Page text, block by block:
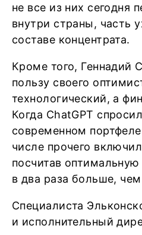
не все из них сегодня
внутри страны, часть
составе концентрата.
Кроме того, Геннадий
пользу своего
технологический, а
Когда ChatGPT
современном
числе прочего
посчитав
в два раза больше,
Специалиста
и исполнительный